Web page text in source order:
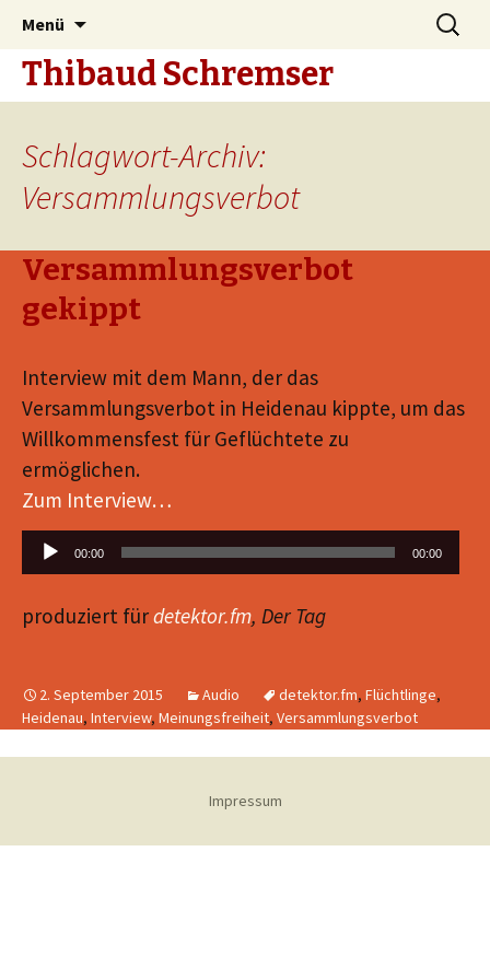
Menü
Inhalt
springen
nach:
Thibaud Schremser
Schlagwort-Archiv:
Versammlungsverbot
Versammlungsverbot
gekippt
Interview mit dem Mann, der das
Versammlungsverbot in Heidenau kippte, um das
Willkommensfest für Geflüchtete zu
ermöglichen.
Zum Interview…
Audio-00:00 00:00
produziert fürdetektor.fm, Der Tag
2. September 2015 Audio detektor.fm, Flüchtlinge,
Heidenau, Interview, Meinungsfreiheit, Versammlungsverbot
Impressum